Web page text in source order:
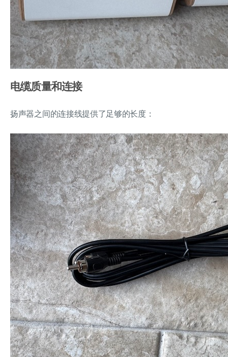
电缆质量和连接
扬声器之间的连接线提供了足够的长度：